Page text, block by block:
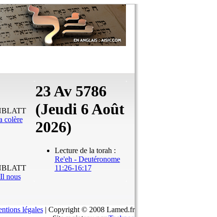
colère
nous
23 Av 5786
(Jeudi 6 Août
2026)
Lecture de la torah :
Re'eh - Deutéronome
11:26-16:17
légales| Copyright © 2008 Lamed.fr